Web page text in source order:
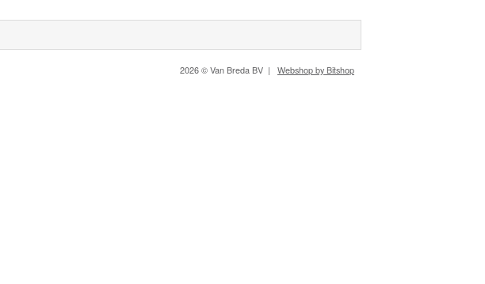
2026 © Van Breda BV | Webshop by Bitshop